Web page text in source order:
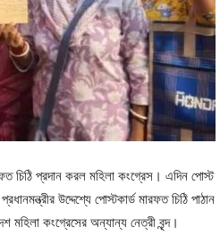
চিঠি প্রদান করল মহিলা কংগ্রেস। এদিন পোস্ট
উদ্দেশ্যে পোস্টকার্ড মারফত চিঠি পাঠান
মহিলা কংগ্রেসের অন্যান্য নেত্রী বৃন্দ।